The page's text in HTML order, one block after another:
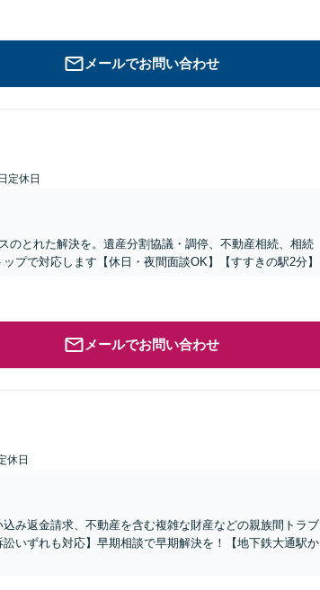
メールでお問い合わせ
定休日
のとれた解決を。遺産分割協議・調停、不動産相続、相続
プで対応します【休日・夜間面談OK】【すすきの駅2分】
メールでお問い合わせ
休日
み返金請求、不動産を含む複雑な財産などの親族間トラブ
いずれも対応】早期相談で早期解決を！【地下鉄大通駅か